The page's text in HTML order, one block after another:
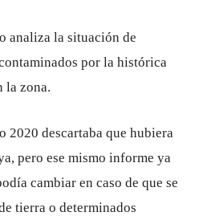
analiza la situación de
por la histórica
la zona.
2020 descartaba que hubiera
pero ese mismo informe ya
cambiar en caso de que se
tierra o determinados